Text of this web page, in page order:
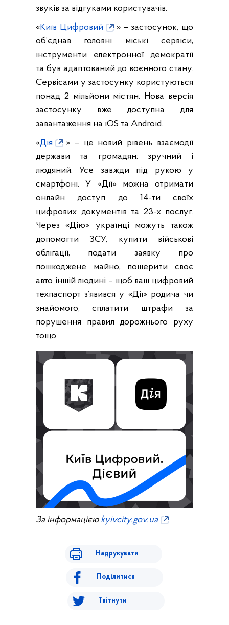
звуків за відгуками користувачів.
«Київ Цифровий
» – застосунок, що
об’єднав головні міські сервіси,
інструменти електронної демократії
та був адаптований до воєнного стану.
Сервісами у застосунку користуються
понад 2 мільйони містян. Нова версія
застосунку вже доступна для
завантаження на iOS та Android.
«Дія
» – це новий рівень взаємодії
держави та громадян: зручний і
людяний. Усе завжди під рукою у
смартфоні. У «Дії» можна отримати
онлайн доступ до 14-ти своїх
цифрових документів та 23-х послуг.
Через «Дію» українці можуть також
допомогти ЗСУ, купити військові
облігації, подати заявку про
пошкоджене майно, пошерити своє
авто іншій людині – щоб ваш цифровий
техпаспорт з’явився у «Дії» родича чи
знайомого, сплатити штрафи за
порушення правил дорожнього руху
тощо.
За інформацією kyivcity.gov.ua
Надрукувати
Поділитися
Твітнути